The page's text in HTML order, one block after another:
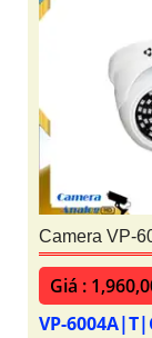
Camera VP-
Giá :
VP-